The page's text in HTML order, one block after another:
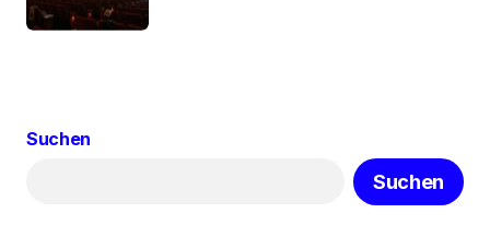
Suchen
Suchen